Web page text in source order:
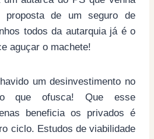
proposta de um seguro de
todos da autarquia já é o
aguçar o machete!
um desinvestimento no
que ofusca! Que esse
beneficia os privados é
ciclo. Estudos de viabilidade